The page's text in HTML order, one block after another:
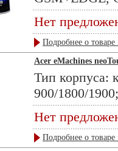
Нет
Подробнее о товаре
Acer eMachines
Тип корпуса:
900/1800/
Нет
Подробнее о товаре